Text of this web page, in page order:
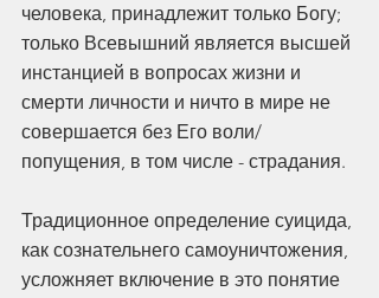
человека, принадлежит только Богу;
только Всевышний является высшей
инстанцией в вопросах жизни и
смерти личности и ничто в мире не
совершается без Его воли/
попущения, в том числе - страдания.
Традиционное определение суицида,
как сознательнего самоуничтожения,
усложняет включение в это понятие